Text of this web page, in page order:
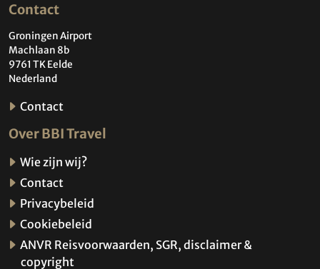
Contact
Groningen Airport
Machlaan 8b
9761 TK Eelde
Nederland
Contact
Over BBI Travel
Wie zijn wij?
Contact
Privacybeleid
Cookiebeleid
ANVR Reisvoorwaarden, SGR, disclaimer &
copyright